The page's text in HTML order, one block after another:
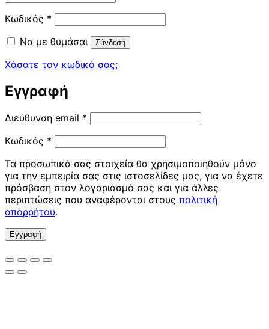
Κωδικός *
Να με θυμάσαι
Σύνδεση
Χάσατε τον κωδικό σας;
Εγγραφή
Διεύθυνση email *
Κωδικός *
Τα προσωπικά σας στοιχεία θα χρησιμοποιηθούν μόνο
για την εμπειρία σας στις ιστοσελίδες μας, για να έχετε
πρόσβαση στον λογαριασμό σας και για άλλες
περιπτώσεις που αναφέρονται στους πολιτική
απορρήτου.
Εγγραφή